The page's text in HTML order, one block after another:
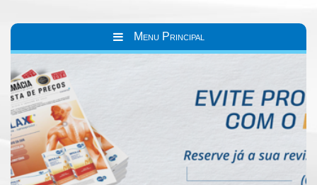
Menu Principal